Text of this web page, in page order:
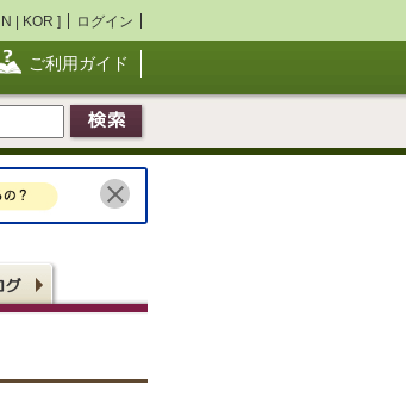
| KOR ] ログイン
ご利用ガイド